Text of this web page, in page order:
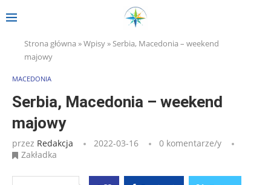
Strona główna »Wpisy»Serbia, Macedonia – weekend
majowy
MACEDONIA
Serbia, Macedonia – weekend
majowy
przez Redakcja 2022-03-16
0 komentarze/y
Zakładka